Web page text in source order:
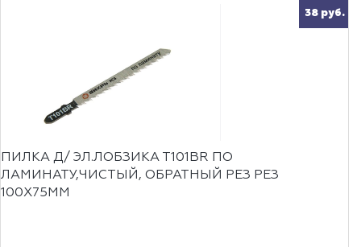
38 руб.
ПИЛКА Д/ ЭЛ.ЛОБЗИКА Т101ВR ПО
ЛАМИНАТУ,ЧИСТЫЙ, ОБРАТНЫЙ РЕЗ РЕЗ
100Х75ММ